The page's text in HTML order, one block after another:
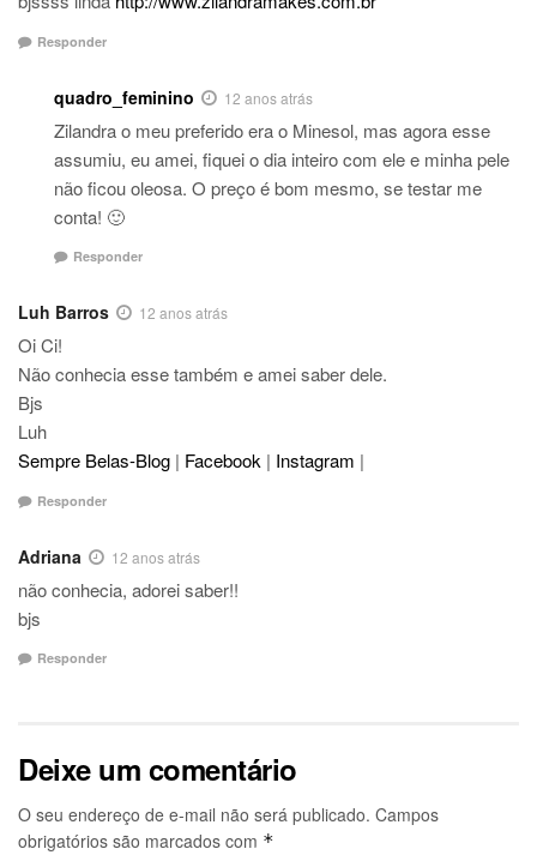
Responder
quadro_feminino 12 anos atrás
Zilandra o meu preferido era o Minesol, mas agora esse
assumiu, eu amei, fiquei o dia inteiro com ele e minha pele
não ficou oleosa. O preço é bom mesmo, se testar me
conta! 🙂
Responder
Luh Barros 12 anos atrás
Oi Ci!
Não conhecia esse também e amei saber dele.
Bjs
Luh
Sempre Belas-Blog | Facebook | Instagram |
Responder
Adriana 12 anos atrás
não conhecia, adorei saber!!
bjs
Responder
Deixe um comentário
O seu endereço de e-mail não será publicado. Campos
obrigatórios são marcados com *